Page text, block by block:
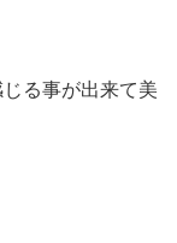
る事が出来て美